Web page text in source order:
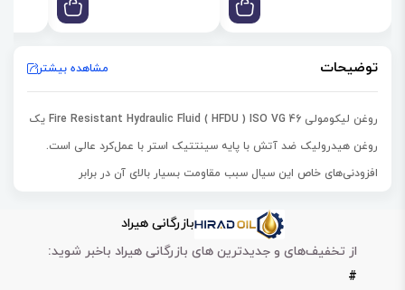
توضیحات مشاهده بیشتر
روغن لیکومولی Fire Resistant Hydraulic Fluid ( HFDU ) ISO VG 46 یک
روغن هیدرولیک ضد آتش با پایه سینتتیک استر با عمل‌کرد عالی است.
افزودنی‌های خاص این سیال سبب مقاومت بسیار بالای آن در برابر
Fire Resistant Hydraulic Fluid ( HFDU ) ISO VG 46 به دلیل خاصیت
روان‌کاری عالی قادر بِه ایجاد پوشش مناسب سیال است. این محصول قابل
حل در آب نیست به همین دلیل از کاهش عمل‌کرد سیستم هیدرولیک
بازرگانی هیراد
از تخفیف‌های و جدیدترین های بازرگانی هیراد باخبر شوید:
#